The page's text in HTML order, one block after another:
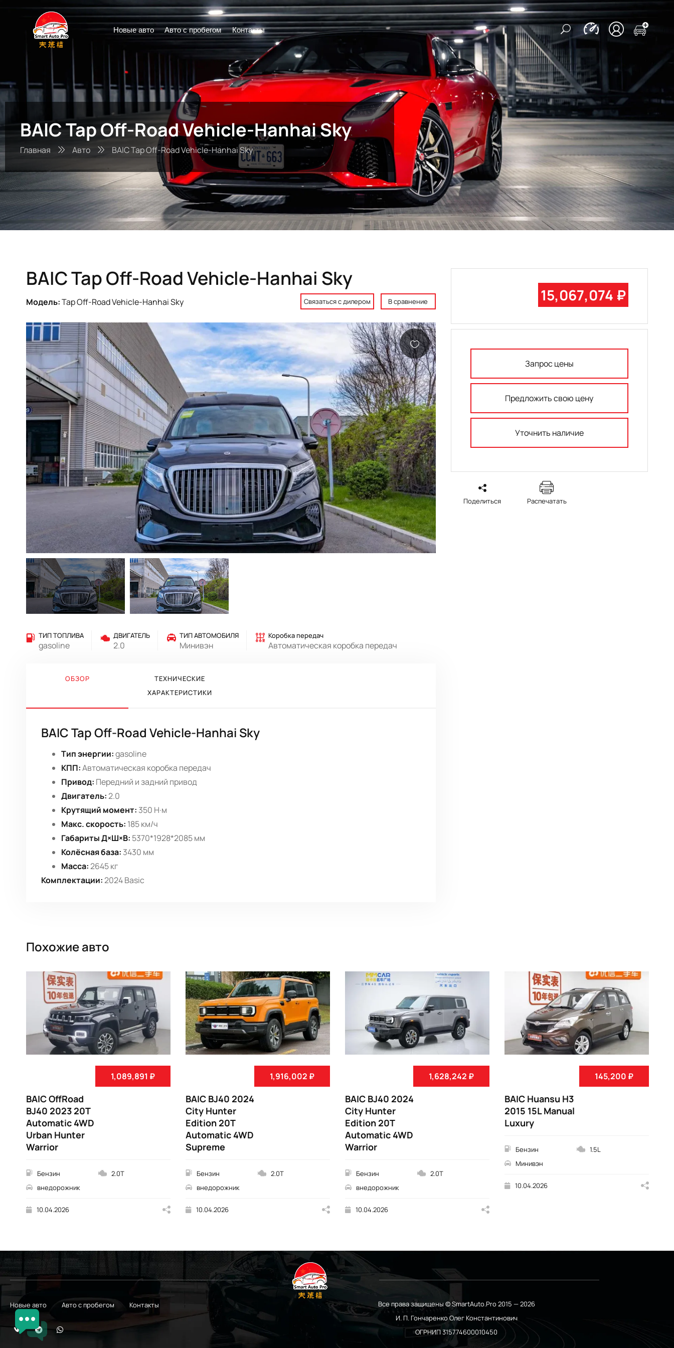
Новые авто Авто с пробегом Контакты
BAIC Tap Off-Road Vehicle-Hanhai Sky
Главная Авто BAIC Tap Off-Road Vehicle-Hanhai Sky
BAIC Tap Off-Road Vehicle-Hanhai Sky
Модель:Tap Off-Road Vehicle-Hanhai Sky Связаться с дилером В сравнение
ТИП ТОПЛИВА
gasoline
ДВИГАТЕЛЬ
2.0
ТИП АВТОМОБИЛЯ
Минивэн
Коробка передач
Автоматическая коробка передач
ОБЗОР
ТЕХНИЧЕСКИЕ
ХАРАКТЕРИСТИКИ
BAIC Tap Off-Road Vehicle-Hanhai Sky
Тип энергии:gasoline
КПП:Автоматическая коробка передач
Привод: Передний и задний привод
Двигатель:2.0
Крутящий момент: 350 Н·м
Макс. скорость: 185 км/ч
Габариты Д×Ш×В: 5370*1928*2085 мм
Колёсная база: 3430 мм
Масса:2645 кг
Комплектации:2024 Basic
15,067,074 ₽
Запрос цены
Предложить свою цену
Уточнить наличие
Поделиться Распечатать
Похожие авто
1,089,891 ₽
BAIC OffRoad
BJ40 2023 20T
Automatic 4WD
Urban Hunter
Warrior
Бензин
2.0T
внедорожник
10.04.2026
1,916,002 ₽
BAIC BJ40 2024
City Hunter
Edition 20T
Automatic 4WD
Supreme
Бензин
2.0T
внедорожник
10.04.2026
1,628,242 ₽
BAIC BJ40 2024
City Hunter
Edition 20T
Automatic 4WD
Warrior
Бензин
2.0T
внедорожник
10.04.2026
145,200 ₽
BAIC Huansu H3
2015 15L Manual
Luxury
Бензин
1.5L
Минивэн
10.04.2026
Новые авто Авто с пробегом Контакты
Все права защищены © SmartAuto.Pro 2015 — 2026
И. П. Гончаренко Олег Константинович
ОГРНИП 315774600010450